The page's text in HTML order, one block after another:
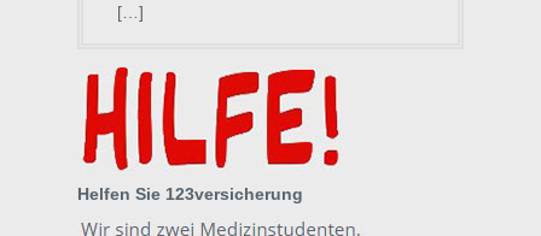
[…]
Helfen Sie 123versicherung